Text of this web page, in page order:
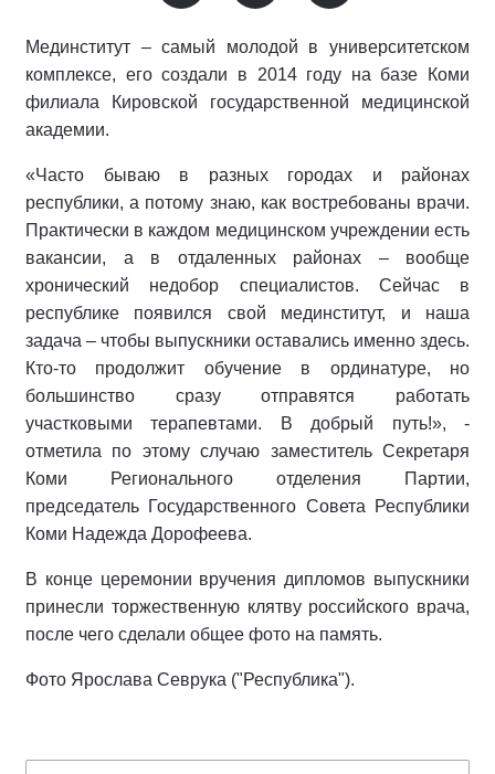
Мединститут – самый молодой в университетском
комплексе, его создали в 2014 году на базе Коми
филиала Кировской государственной медицинской
академии.
«Часто бываю в разных городах и районах
республики, а потому знаю, как востребованы врачи.
Практически в каждом медицинском учреждении есть
вакансии, а в отдаленных районах – вообще
хронический недобор специалистов. Сейчас в
республике появился свой мединститут, и наша
задача – чтобы выпускники оставались именно здесь.
Кто-то продолжит обучение в ординатуре, но
большинство сразу отправятся работать
участковыми терапевтами. В добрый путь!», -
отметила по этому случаю заместитель Секретаря
Коми Регионального отделения Партии,
председатель Государственного Совета Республики
Коми Надежда Дорофеева.
В конце церемонии вручения дипломов выпускники
принесли торжественную клятву российского врача,
после чего сделали общее фото на память.
Фото Ярослава Севрука ("Республика").